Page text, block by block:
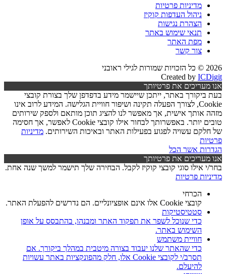
מדיניות פרטיות
ניהול העדפות קוקיז
הצהרת נגישות
תנאי שימוש באתר
מפת האתר
צור קשר
2026 © כל הזכויות שמורות לגילי ראובני
Created by ICDigit
אנו מעריכים את פרטיותך
בעת ביקורך באתר, ייתכן שיישמר מידע בדפדפן שלך בצורת קובצי
Cookie, לצורך הפעלה תקינה ושיפור חוויית הגלישה. המידע לרוב אינו
מזהה אותך אישית, אך מאפשר לנו להציג תוכן מותאם ולספק שירותים
טובים יותר. באפשרותך לבחור אילו קובצי Cookie לאפשר, אך חסימה
של חלקם עשויה לפגוע בפעילות האתר ובאיכות השירותים. מדיניות
פרטיות
הגדרות אשר הכל
אנו מעריכים את פרטיותך
בחר/י אילו סוגי קובצי קוקיז לקבל. הבחירה שלך תישמר למשך שנה אחת.
מדיניות פרטיות
הכרחי
קובצי Cookie אלו אינם אופציונליים. הם נדרשים להפעלת האתר.
סטטיסטיקות
כדי שנוכל לשפר את תפקוד האתר ומבנהו, בהתבסס על אופן
השימוש באתר.
חוויית משתמש
כדי שהאתר שלנו יעבוד בצורה מיטבית במהלך ביקורך. אם
תסרב/י לקובצי Cookie אלו, חלק מהפונקציות באתר עשויות
להיעלם.